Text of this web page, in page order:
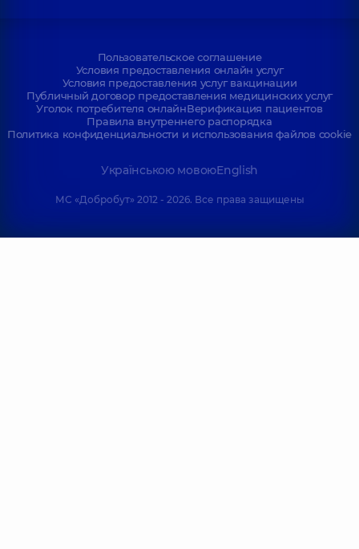
Пользовательское соглашение
Условия предоставления онлайн услуг
Условия предоставления услуг вакцинации
Публичный договор предоставления медицинских услуг
Уголок потребителя онлайнВерификация пациентов
Правила внутреннего распорядка
Политика конфиденциальности и использования файлов cookie
Українською мовоюEnglish
МС «Добробут» 2012 - 2026. Все права защищены